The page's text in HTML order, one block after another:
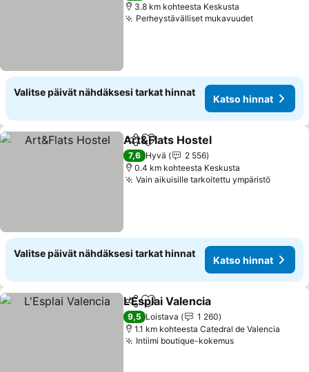
3.8 km kohteesta Keskusta
Perheystävälliset mukavuudetKatso
Valitse päivät nähdäksesi tarkat hinnat
Katso hinnat
Jaa Lisää suosikkeihin
Art&Flats Hostel
7,6 Hyvä
2 556
0.4 km kohteesta Keskusta
Vain aikuisille tarkoitettu ympäristöKatso
Valitse päivät nähdäksesi tarkat hinnat
Katso hinnat
Jaa Lisää suosikkeihin
L'Esplai Valencia
9,5 Loistava
1 260
1.1 km kohteesta Catedral de Valencia
Intiimi boutique-kokemusKatso hinnat